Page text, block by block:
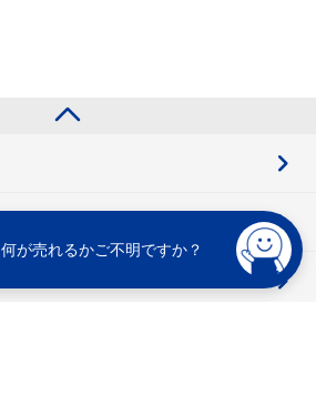
何が売れるかご不明ですか？